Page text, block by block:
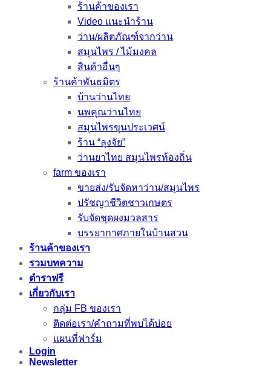
ร้านค้าของเรา
Video แนะนำร้าน
ว่าน/ผลิตภัณฑ์จากว่าน
สมุนไพร / ไม้มงคล
สินค้าอื่นๆ
ร้านค้าพันธมิตร
บ้านว่านไทย
นพคุณว่านไทย
สมุนไพรขุนประเวศน์
ร้าน “ลุงจัย”
ว่านยาไทย สมุนไพรท้องถิ่น
farm ของเรา
ขายส่ง/รับจัดหาว่าน/สมุนไพร
ปรัชญาชีวิตชาวเกษตร
รับจัดชุดผงมวลสาร
บรรยากาศภายในบ้านสวน
ร้านค้าของเรา
รวมบทความ
ตำราฟรี
เกี่ยวกับเรา
กลุ่ม FB ของเรา
ติดต่อเรา/คำถามที่พบได้บ่อย
แผนที่ฟาร์ม
Login
Newsletter